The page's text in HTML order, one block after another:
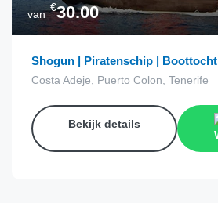
van
€30.00
Shogun | Piratenschip | Boottocht
Costa Adeje, Puerto Colon, Tenerife
Bekijk details